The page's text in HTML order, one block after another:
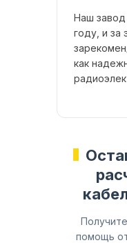
Наш завод
году, и за
как
помощь